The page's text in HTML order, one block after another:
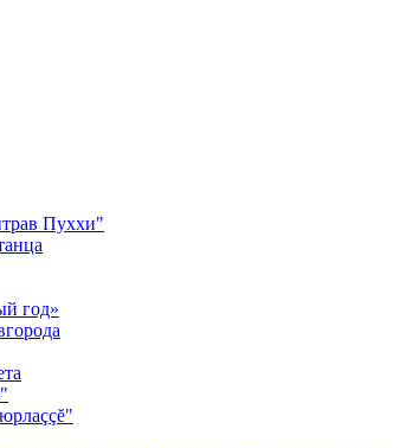
Пуххи"
год»